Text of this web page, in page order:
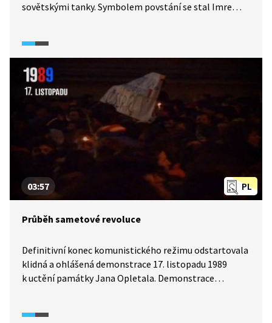
sovětskými tanky. Symbolem povstání se stal Imre
v Československu byli organizátoři povstání tajně
popraveni a důstojného pohřbu se dočkali až v roce
1989.
PL
03:57
Průběh sametové revoluce
Definitivní konec komunistického režimu odstartovala
klidná a ohlášená demonstrace 17. listopadu 1989
k uctění památky Jana Opletala. Demonstrace
reagovalo hnutí Občanské fórum, a i přes neexistenci